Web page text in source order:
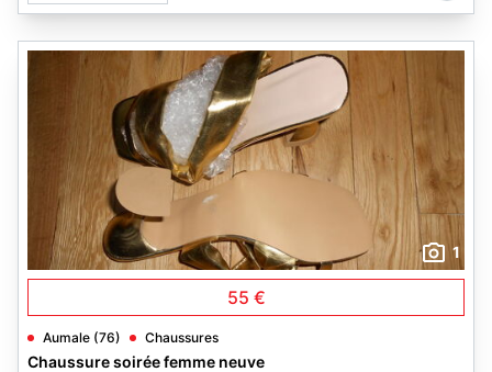
1
55 €
Aumale (76) Chaussures
Chaussure soirée femme neuve